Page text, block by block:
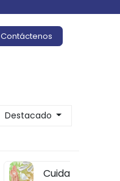
Contáctenos
Destacado
Cuidado